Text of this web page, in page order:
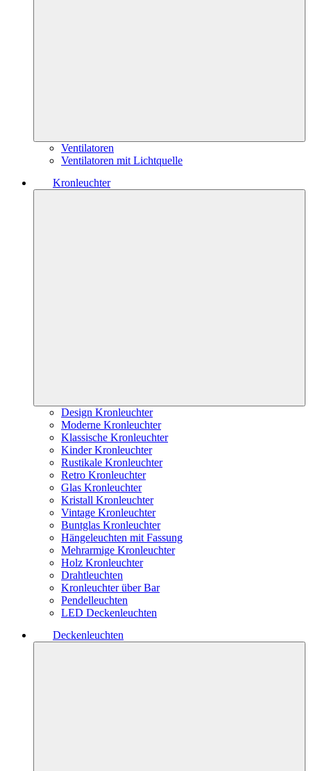
Ventilatoren
Ventilatoren mit Lichtquelle
Kronleuchter
Design Kronleuchter
Moderne Kronleuchter
Klassische Kronleuchter
Kinder Kronleuchter
Rustikale Kronleuchter
Retro Kronleuchter
Glas Kronleuchter
Kristall Kronleuchter
Vintage Kronleuchter
Buntglas Kronleuchter
Hängeleuchten mit Fassung
Mehrarmige Kronleuchter
Holz Kronleuchter
Drahtleuchten
Kronleuchter über Bar
Pendelleuchten
LED Deckenleuchten
Deckenleuchten